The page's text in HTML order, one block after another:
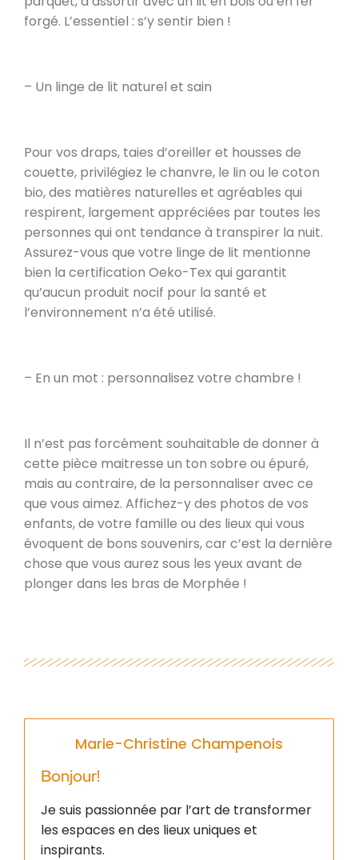
forgé. L’essentiel : s’y sentir bien !
– Un linge de lit naturel et sain
Pour vos draps, taies d’oreiller et housses de
couette, privilégiez le chanvre, le lin ou le coton
bio, des matières naturelles et agréables qui
respirent, largement appréciées par toutes les
personnes qui ont tendance à transpirer la nuit.
Assurez-vous que votre linge de lit mentionne
bien la certification Oeko-Tex qui garantit
qu’aucun produit nocif pour la santé et
l’environnement n’a été utilisé.
– En un mot : personnalisez votre chambre !
Il n’est pas forcément souhaitable de donner à
cette pièce maitresse un ton sobre ou épuré,
mais au contraire, de la personnaliser avec ce
que vous aimez. Affichez-y des photos de vos
enfants, de votre famille ou des lieux qui vous
évoquent de bons souvenirs, car c’est la dernière
chose que vous aurez sous les yeux avant de
plonger dans les bras de Morphée !
Marie-Christine Champenois
Bonjour!
Je suis passionnée par l’art de transformer
les espaces en des lieux uniques et
inspirants.